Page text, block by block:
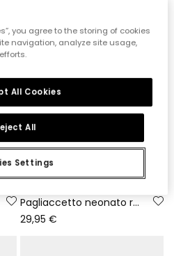
Pagliaccetto neonato rosa ricamato di gufi
29,95 €
you agree to the storing of cookies
navigation, analyze site usage,
Settings
All
All Cookies